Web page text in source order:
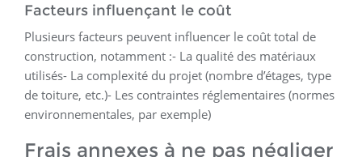
Facteurs influençant le coût
Plusieurs facteurs peuvent influencer le coût total de
construction, notamment :- La qualité des matériaux
utilisés- La complexité du projet (nombre d’étages, type
de toiture, etc.)- Les contraintes réglementaires (normes
environnementales, par exemple)
Frais annexes à ne pas négliger